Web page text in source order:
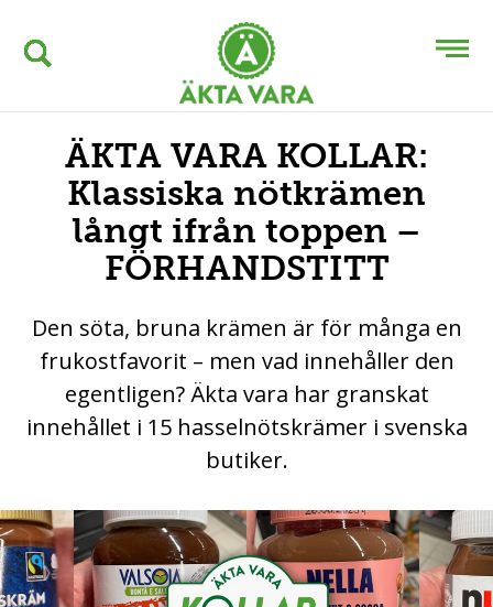
ÄKTA VARA KOLLAR:
Klassiska nötkrämen
långt ifrån toppen –
FÖRHANDSTITT
Den söta, bruna krämen är för många en
frukostfavorit – men vad innehåller den
egentligen? Äkta vara har granskat
innehållet i 15 hasselnötskrämer i svenska
butiker.